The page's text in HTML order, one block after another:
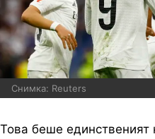
Снимка: Reuters
Това беше единственият